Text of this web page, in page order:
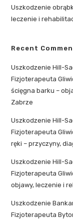
Uszkodzenie
leczenie i
Recent
Uszkodzenie Hill-
Fizjoterapeuta
ścięgna barku –
Zabrze
Uszkodzenie Hill-
Fizjoterapeuta
ręki – przyczyny,
Uszkodzenie Hill-
Fizjoterapeuta
objawy, leczenie i
Uszkodzenie
Fizjoterapeuta